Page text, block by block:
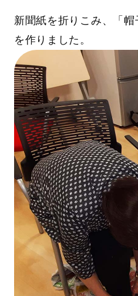
新聞紙を折りこみ、「帽
を作りました。